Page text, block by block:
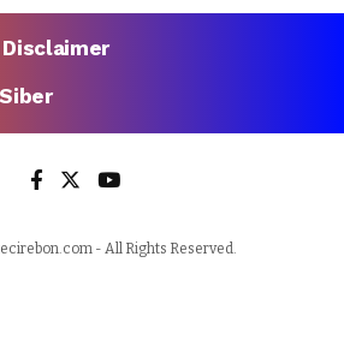
Disclaimer
- All Rights Reserved.